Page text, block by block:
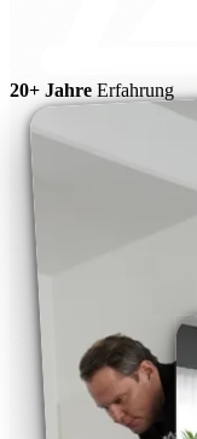
20+ Jahre Erfahrung